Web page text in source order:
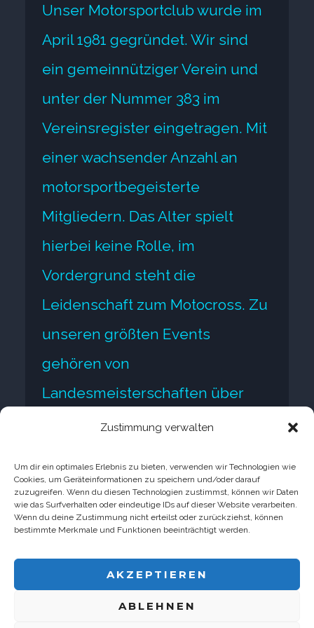
Zustimmung verwalten
Um dir ein optimales Erlebnis zu bieten, verwenden wir Technologien wie
Cookies, um Geräteinformationen zu speichern und/oder darauf
zuzugreifen. Wenn du diesen Technologien zustimmst, können wir Daten
wie das Surfverhalten oder eindeutige IDs auf dieser Website verarbeiten.
Wenn du deine Zustimmung nicht erteilst oder zurückziehst, können
bestimmte Merkmale und Funktionen beeinträchtigt werden.
AKZEPTIEREN
ABLEHNEN
Unser Motorsportclub wurde im
April 1981 gegründet. Wir sind
ein gemeinnütziger Verein und
unter der Nummer 383 im
Vereinsregister eingetragen. Mit
einer wachsender Anzahl an
motorsportbegeisterte
Mitgliedern. Das Alter spielt
hierbei keine Rolle, im
Vordergrund steht die
Leidenschaft zum Motocross. Zu
unseren größten Events
gehören von
Landesmeisterschaften über
ADAC Masters bis zu diversen
Cross-Gelände liegt vor den
Toren der Hansestadt Rostock